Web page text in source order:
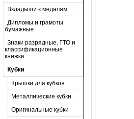
Вкладыши к медалям
Дипломы и грамоты
бумажные
Знаки разрядные, ГТО и
классификационные
книжки
Кубки
Крышки для кубков
Металлические кубки
Оригинальные кубки